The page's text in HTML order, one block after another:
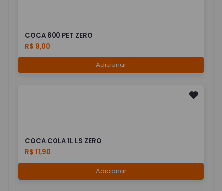
COCA 600 PET ZERO
R$ 9,00
Adicionar
COCA COLA 1L LS ZERO
R$ 11,90
Adicionar